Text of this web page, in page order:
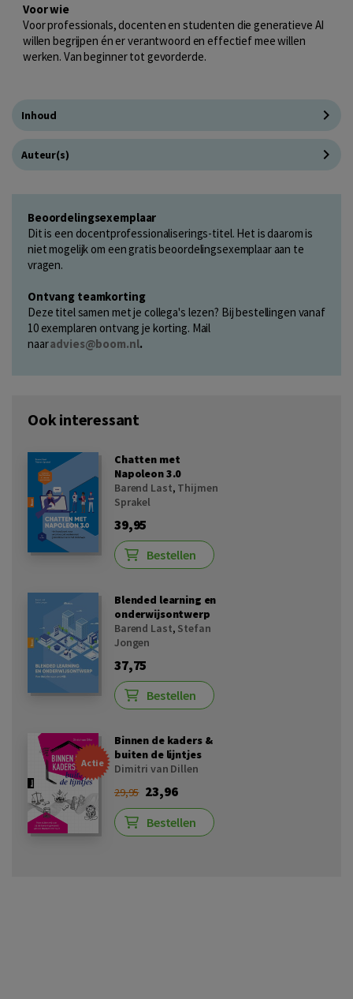
Voor wie
Voor professionals, docenten en studenten die generatieve AI
willen begrijpen én er verantwoord en effectief mee willen
werken. Van beginner tot gevorderde.
Inhoud
Auteur(s)
Beoordelingsexemplaar
Dit is een docentprofessionaliserings-titel. Het is daarom is
niet mogelijk om een gratis beoordelingsexemplaar aan te
vragen.
Ontvang teamkorting
Deze titel samen met je collega's lezen? Bij bestellingen vanaf
10 exemplaren ontvang je korting. Mail
naaradvies@boom.nl.
Ook interessant
Chatten met
Napoleon 3.0
Barend Last, Thijmen
Sprakel
39,95
Bestellen
Blended learning en
onderwijsontwerp
Barend Last, Stefan
Jongen
37,75
Bestellen
Actie
Binnen de kaders &
buiten de lijntjes
Dimitri van Dillen
29,95 23,96
Bestellen